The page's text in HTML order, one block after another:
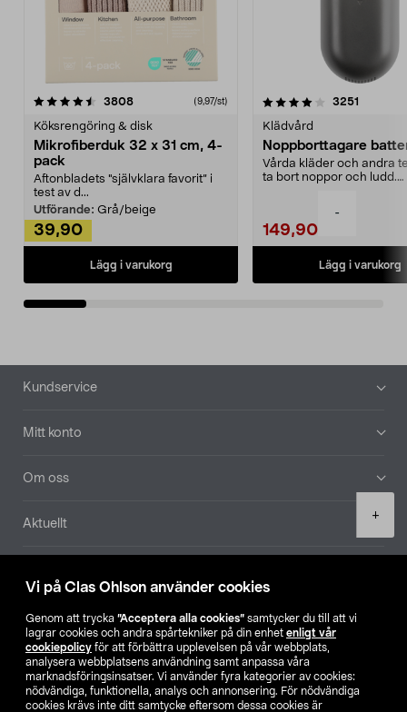
Vi på Clas Ohlson använder cookies
Genom att trycka ”Acceptera alla cookies” samtycker du till att vi
lagrar cookies och andra spårtekniker på din enhet enligt vår
cookiepolicy för att förbättra upplevelsen på vår webbplats,
analysera webbplatsens användning samt anpassa våra
marknadsföringsinsatser. Vi använder fyra kategorier av cookies:
nödvändiga, funktionella, analys och annonsering. För nödvändiga
cookies krävs inte ditt samtycke eftersom dessa cookies är
-
+
3808recensioner (9,97/st)
Köksrengöring & disk
Mikrofiberduk 32 x 31 cm, 4-
pack
Aftonbladets "självklara favorit” i
test av d...
Utförande: Grå/beige
39,90
Lägg i varukorg
4.0av 5 stjärnor 3251
Klädvård
Noppborttagare
Vårda kläder och andra
ta bort noppor och ludd.
149,90
Lägg i varukorg
4.5av 5 stjärnor
Sidfot
Kundservice
Mitt konto
Om oss
Aktuellt
Hitta butik
SE NO FI